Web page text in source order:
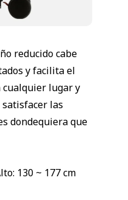
reducido cabe
y facilita el
lugar y
las
dondequiera que
130 ~ 177 cm